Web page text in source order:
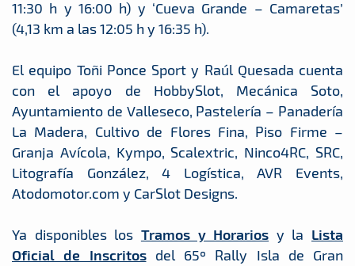
11:30 h y 16:00 h) y ‘Cueva Grande – Camaretas’
(4,13 km a las 12:05 h y 16:35 h).
El equipo Toñi Ponce Sport y Raúl Quesada cuenta
con el apoyo de HobbySlot, Mecánica Soto,
Ayuntamiento de Valleseco, Pastelería – Panadería
La Madera, Cultivo de Flores Fina, Piso Firme –
Granja Avícola, Kympo, Scalextric, Ninco4RC, SRC,
Litografía González, 4 Logística, AVR Events,
Atodomotor.com y CarSlot Designs.
Ya disponibles los Tramos y Horarios y la Lista
Oficial de Inscritosdel 65º Rally Isla de Gran